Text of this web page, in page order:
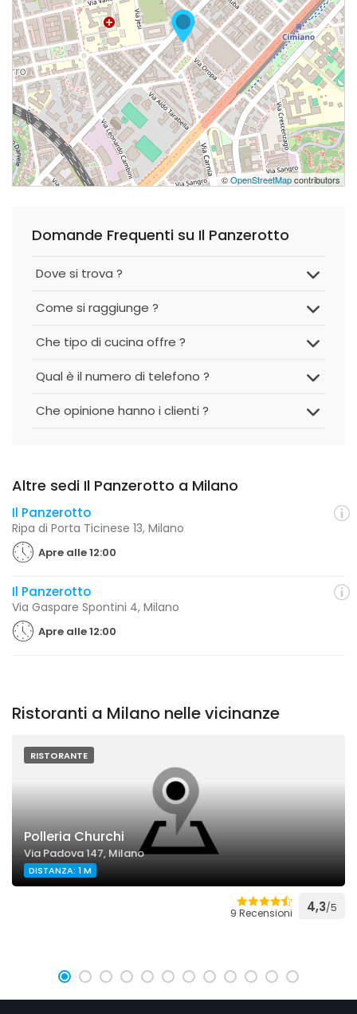
©OpenStreetMapcontributors
Domande Frequenti su Il Panzerotto
Dove si trova ?
Come si raggiunge ?
Che tipo di cucina offre ?
Qual è il numero di telefono ?
Che opinione hanno i clienti ?
Altre sedi Il Panzerotto a Milano
Il Panzerotto
Ripa di Porta Ticinese 13, Milano
Apre alle 12:00
Il Panzerotto
Via Gaspare Spontini 4, Milano
Apre alle 12:00
Ristoranti a Milano nelle vicinanze
RISTORANTE
Polleria Churchi
Via Padova 147, Milano
DISTANZA: 1 M
9 Recensioni 4,3/5